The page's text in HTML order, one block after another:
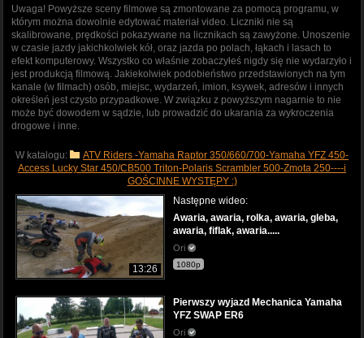
Uwaga! Powyższe sceny filmowe są zmontowane za pomocą programu, w
którym można dowolnie edytować materiał video. Liczniki nie są
skalibrowane, prędkości pokazywane na licznikach są zawyżone. Unoszenie
w czasie jazdy jakichkolwiek kół, oraz jazda po polach, łąkach i lasach to
efekt komputerowy. Wszystko co właśnie zobaczyłeś nigdy się nie wydarzyło i
jest produkcją filmową. Jakiekolwiek podobieństwo przedstawionych na tym
kanale (w filmach) osób, miejsc, wydarzeń, imion, ksywek, adresów i innych
określeń jest czysto przypadkowe. W związku z powyższym nagarnie to nie
może być dowodem w sądzie, lub prowadzić do ukarania za wykroczenia
drogowe i inne.
W katalogu:
ATV Riders -Yamaha Raptor 350/660/700-Yamaha YFZ 450-
Access Lucky Star 450/CB500 Triton-Polaris Scrambler 500-Zmota 250----i
GOŚCINNE WYSTĘPY :)
13:26
Następne wideo:
Awaria, awaria, rolka, awaria, gleba,
awaria, fiflak, awaria.....
Ori
1080p
Pierwszy wyjazd Mechanica Yamaha
YFZ SWAP ER6
Ori